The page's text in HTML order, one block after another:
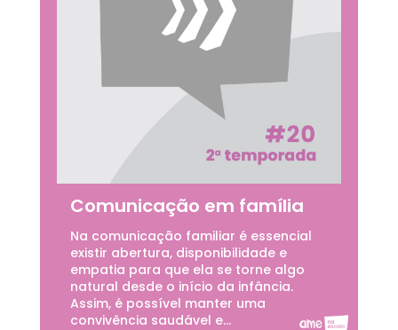
Comunicação em família
Na comunicação familiar é essencial
existir abertura, disponibilidade e
empatia para que ela se torne algo
natural desde o início da infância.
Assim, é possível manter uma
convivência saudável e...